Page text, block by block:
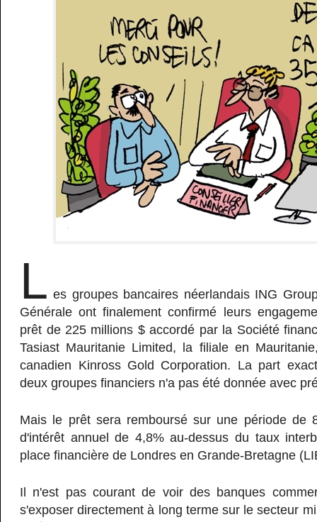
L es groupes bancaires néerlandais ING
Générale ont finalement confirmé leurs
prêt de 225 millions $ accordé par la Société
Tasiast Mauritanie Limited, la filiale en
canadien Kinross Gold Corporation. La part
deux groupes financiers n'a pas été donnée avec
Mais le prêt sera remboursé sur une période de
d'intérêt annuel de 4,8% au-dessus du taux
place financière de Londres en Grande-Bretagne
Il n'est pas courant de voir des banques
s'exposer directement à long terme sur le secteur